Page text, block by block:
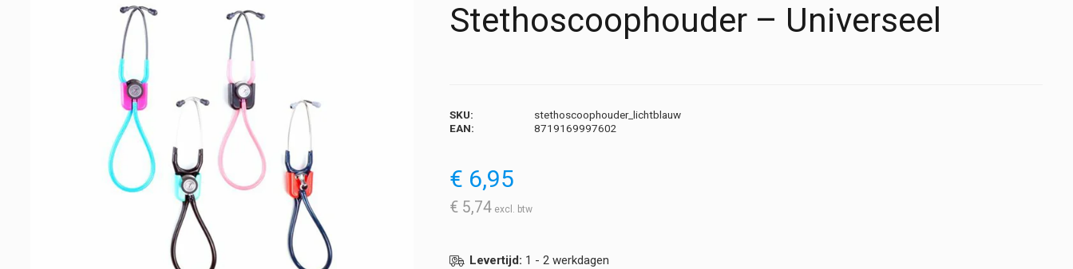
Stethoscoophouder – Universeel
SKU:
stethoscoophouder_lichtblauw
EAN:
8719169997602
€ 6,95
€ 5,74
Levertijd: 1 - 2 werkdagen